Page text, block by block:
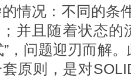
情况：不同的条
并且随着状态的
，问题迎刃⽽解
原则，是对